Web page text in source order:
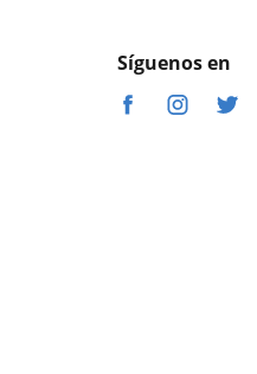
Síguenos en